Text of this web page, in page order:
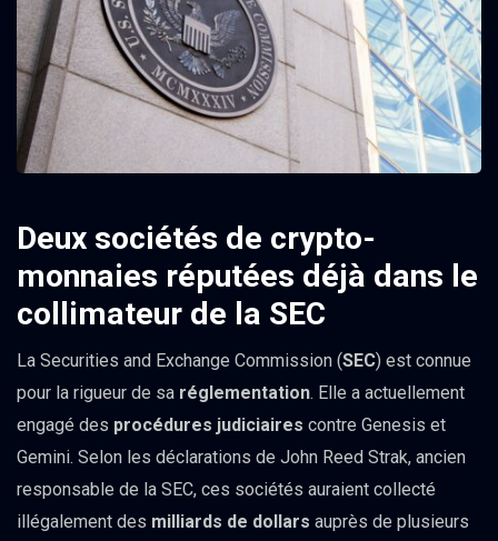
Deux sociétés de crypto-
monnaies réputées déjà dans le
collimateur de la SEC
La Securities and Exchange Commission (SEC) est connue
pour la rigueur de sa réglementation. Elle a actuellement
engagé des procédures judiciaires contre Genesis et
Gemini. Selon les déclarations de John Reed Strak, ancien
responsable de la SEC, ces sociétés auraient collecté
illégalement des milliards de dollars auprès de plusieurs